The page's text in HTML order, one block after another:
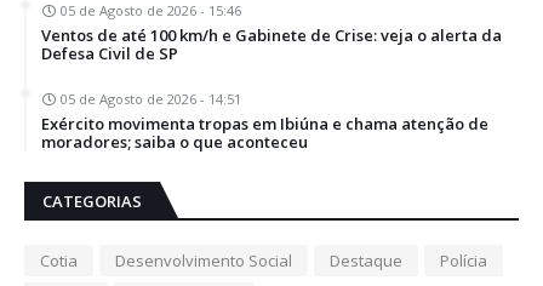
05 de Agosto de 2026 - 15:46
Ventos de até 100 km/h e Gabinete de Crise: veja o alerta da
Defesa Civil de SP
05 de Agosto de 2026 - 14:51
Exército movimenta tropas em Ibiúna e chama atenção de
moradores; saiba o que aconteceu
CATEGORIAS
Cotia Desenvolvimento Social Destaque
Polícia